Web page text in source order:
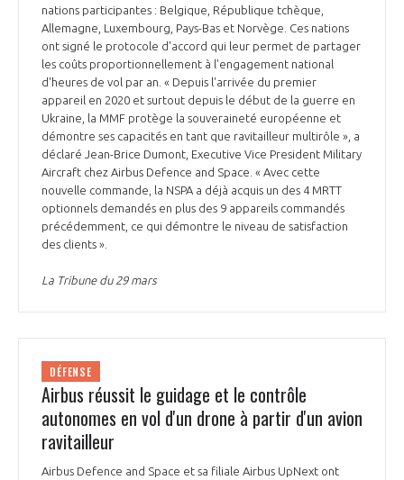
nations participantes : Belgique, République tchèque,
Allemagne, Luxembourg, Pays-Bas et Norvège. Ces nations
ont signé le protocole d'accord qui leur permet de partager
les coûts proportionnellement à l'engagement national
d'heures de vol par an. « Depuis l'arrivée du premier
appareil en 2020 et surtout depuis le début de la guerre en
Ukraine, la MMF protège la souveraineté européenne et
démontre ses capacités en tant que ravitailleur multirôle », a
déclaré Jean-Brice Dumont, Executive Vice President Military
Aircraft chez Airbus Defence and Space. « Avec cette
nouvelle commande, la NSPA a déjà acquis un des 4 MRTT
optionnels demandés en plus des 9 appareils commandés
précédemment, ce qui démontre le niveau de satisfaction
des clients ».
La Tribune du 29 mars
DÉFENSE
Airbus réussit le guidage et le contrôle
autonomes en vol d'un drone à partir d'un avion
ravitailleur
Airbus Defence and Space et sa filiale Airbus UpNext ont